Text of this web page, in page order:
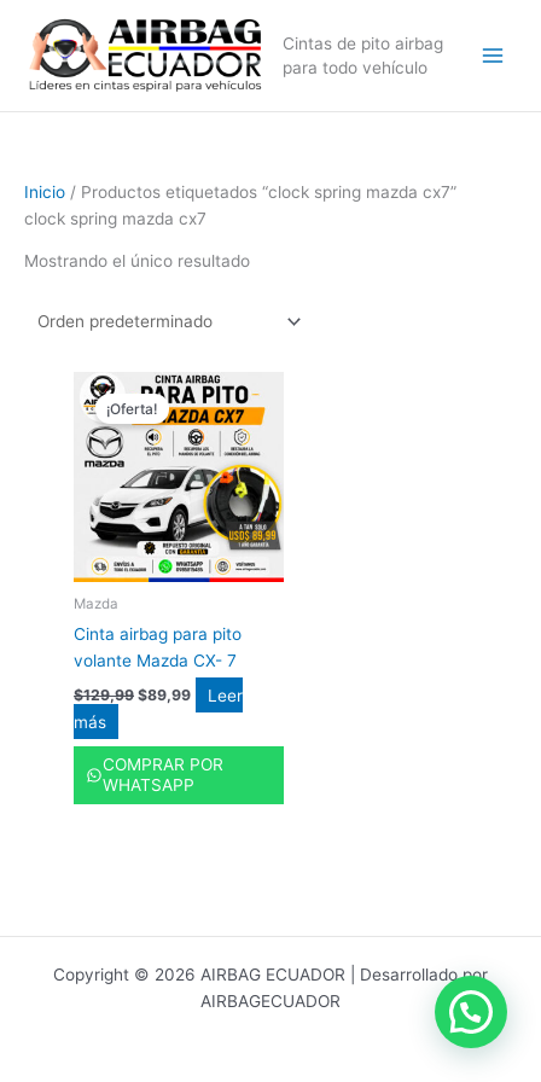
contenido
Cintas de pito airbag
para todo vehículo
Inicio / Productos etiquetados “clock spring mazda cx7”
clock spring mazda cx7
Mostrando el único resultado
¡Oferta!
Mazda
Cinta airbag para pito
volante Mazda CX- 7
$129,99
precio
original
era:
$129,99.
$89,99
El
precio
actual
es:
$89,99.
Leer
más
COMPRAR POR
WHATSAPP
Copyright © 2026 AIRBAG ECUADOR | Desarrollado por
AIRBAGECUADOR